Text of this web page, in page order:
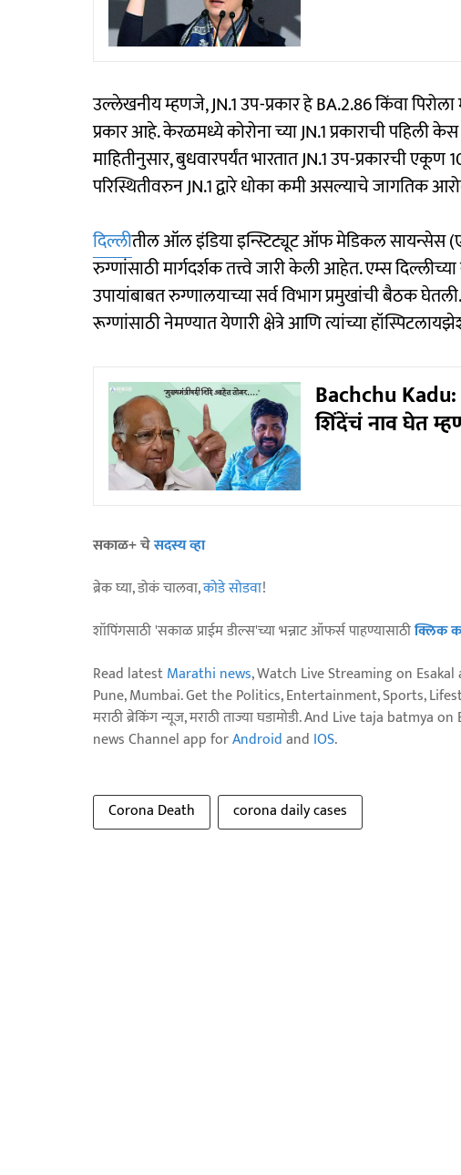
उल्लेखनीय म्हणजे, JN.1 उप-प्रकार हे BA.2.86 किंवा
प्रकार आहे. केरळमध्ये कोरोना च्या JN.1 प्रकाराची पहिली
माहितीनुसार, बुधवारपर्यंत भारतात JN.1 उप-प्रकारची
परिस्थितीवरुन JN.1 द्वारे धोका कमी असल्याचे जागतिक
दिल्लीतील ऑल इंडिया इन्स्टिट्यूट ऑफ मेडिकल सायन्सेस
रुग्णांसाठी मार्गदर्शक तत्त्वे जारी केली आहेत. एम्स
उपायांबाबत रुग्णालयाच्या सर्व विभाग प्रमुखांची बैठक
रूग्णांसाठी नेमण्यात येणारी क्षेत्रे आणि त्यांच्या
Bachchu
शिंदेंचं नाव घेत
सकाळ+ चेसदस्य व्हा
ब्रेक घ्या, डोकं चालवा,कोडे सोडवा!
शॉपिंगसाठी 'सकाळ प्राईम डील्स'च्या भन्नाट ऑफर्स पाहण्यासाठीक्लिक
Read latestMarathi news, Watch Live Streaming on Esakal
Pune, Mumbai. Get the Politics, Entertainment, Sports,
मराठी ब्रेकिंग न्यूज, मराठी ताज्या घडामोडी. And Live taja
news Channel app forAndroidand IOS.
Corona Death corona daily cases